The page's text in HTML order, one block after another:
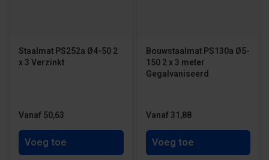
Staalmat PS252a Ø4-50 2
x 3 Verzinkt
Vanaf 50,63
Voeg toe
Bouwstaalmat PS130a Ø5-
150 2 x 3 meter
Gegalvaniseerd
Vanaf 31,88
Voeg toe